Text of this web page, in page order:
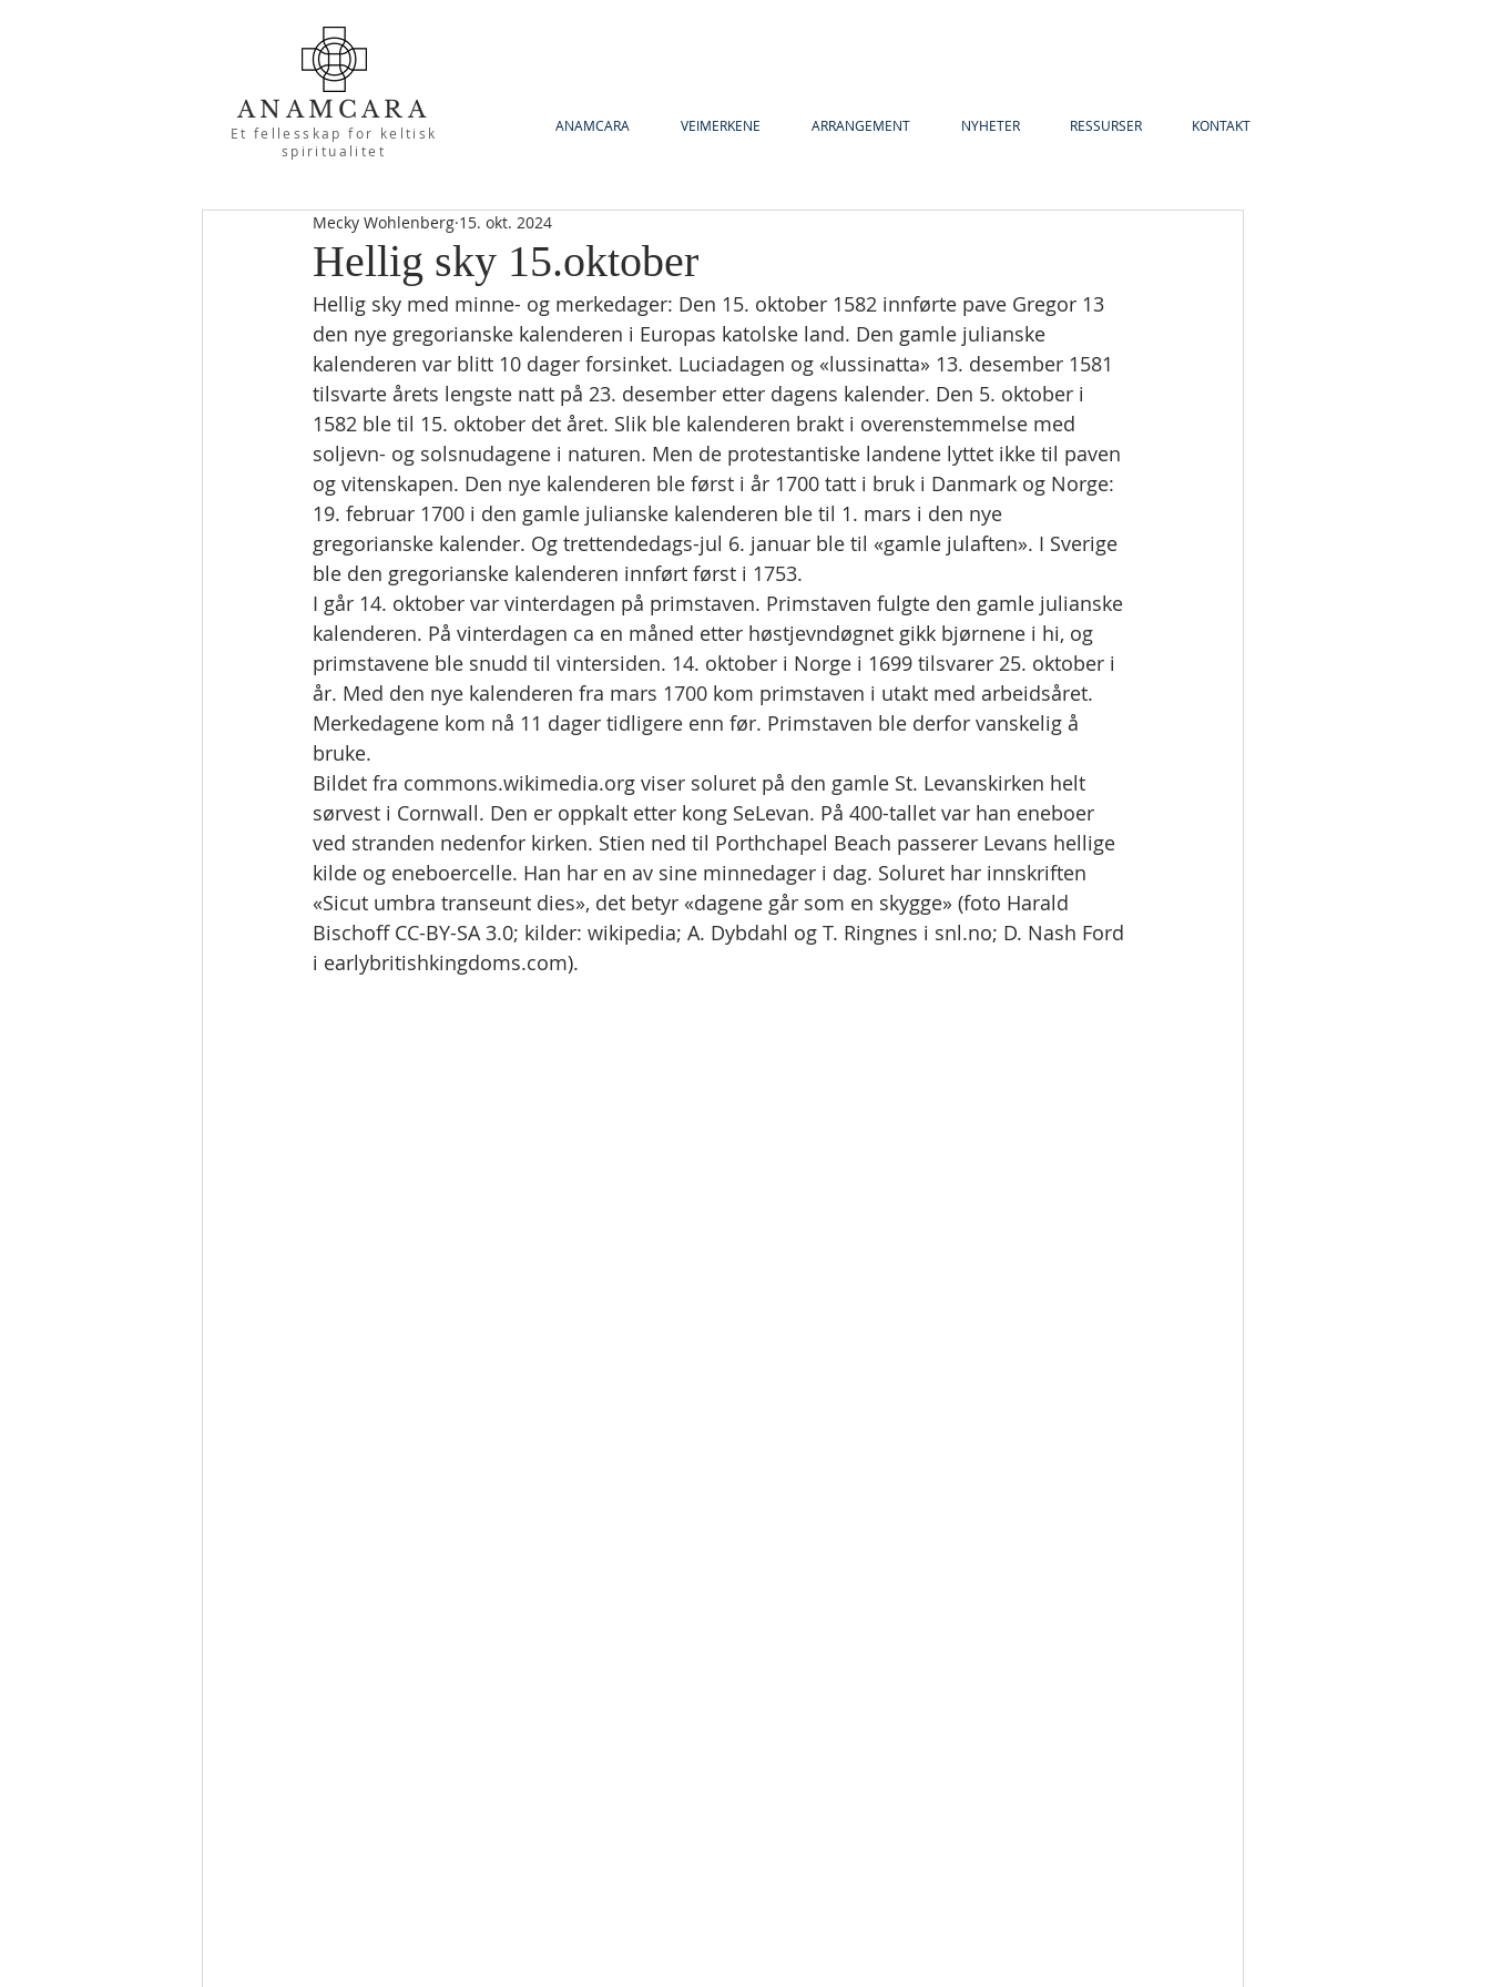
ANAMCARA
Et fellesskap for keltisk
spiritualitet
ANAMCARA VEIMERKENE ARRANGEMENT NYHETER RESSURSER KONTAKT
Hellig sky 15.oktober
Mecky Wohlenberg 15. okt. 2024
Hellig sky med minne- og merkedager: Den 15. oktober 1582 innførte pave Gregor 13
den nye gregorianske kalenderen i Europas katolske land. Den gamle julianske
kalenderen var blitt 10 dager forsinket. Luciadagen og «lussinatta» 13. desember 1581
tilsvarte årets lengste natt på 23. desember etter dagens kalender. Den 5. oktober i
1582 ble til 15. oktober det året. Slik ble kalenderen brakt i overenstemmelse med
soljevn- og solsnudagene i naturen. Men de protestantiske landene lyttet ikke til paven
og vitenskapen. Den nye kalenderen ble først i år 1700 tatt i bruk i Danmark og Norge:
19. februar 1700 i den gamle julianske kalenderen ble til 1. mars i den nye
gregorianske kalender. Og trettendedags-jul 6. januar ble til «gamle julaften». I Sverige
ble den gregorianske kalenderen innført først i 1753.
I går 14. oktober var vinterdagen på primstaven. Primstaven fulgte den gamle julianske
kalenderen. På vinterdagen ca en måned etter høstjevndøgnet gikk bjørnene i hi, og
primstavene ble snudd til vintersiden. 14. oktober i Norge i 1699 tilsvarer 25. oktober i
år. Med den nye kalenderen fra mars 1700 kom primstaven i utakt med arbeidsåret.
Merkedagene kom nå 11 dager tidligere enn før. Primstaven ble derfor vanskelig å
bruke.
Bildet fra commons.wikimedia.org viser soluret på den gamle St. Levanskirken helt
sørvest i Cornwall. Den er oppkalt etter kong SeLevan. På 400-tallet var han eneboer
ved stranden nedenfor kirken. Stien ned til Porthchapel Beach passerer Levans hellige
kilde og eneboercelle. Han har en av sine minnedager i dag. Soluret har innskriften
«Sicut umbra transeunt dies», det betyr «dagene går som en skygge» (foto Harald
Bischoff CC-BY-SA 3.0; kilder: wikipedia; A. Dybdahl og T. Ringnes i snl.no; D. Nash Ford
i earlybritishkingdoms.com).